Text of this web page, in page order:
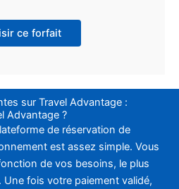
ce forfait
sur Travel Advantage :
Advantage ?
de réservation de
est assez simple. Vous
de vos besoins, le plus
fois votre paiement validé,